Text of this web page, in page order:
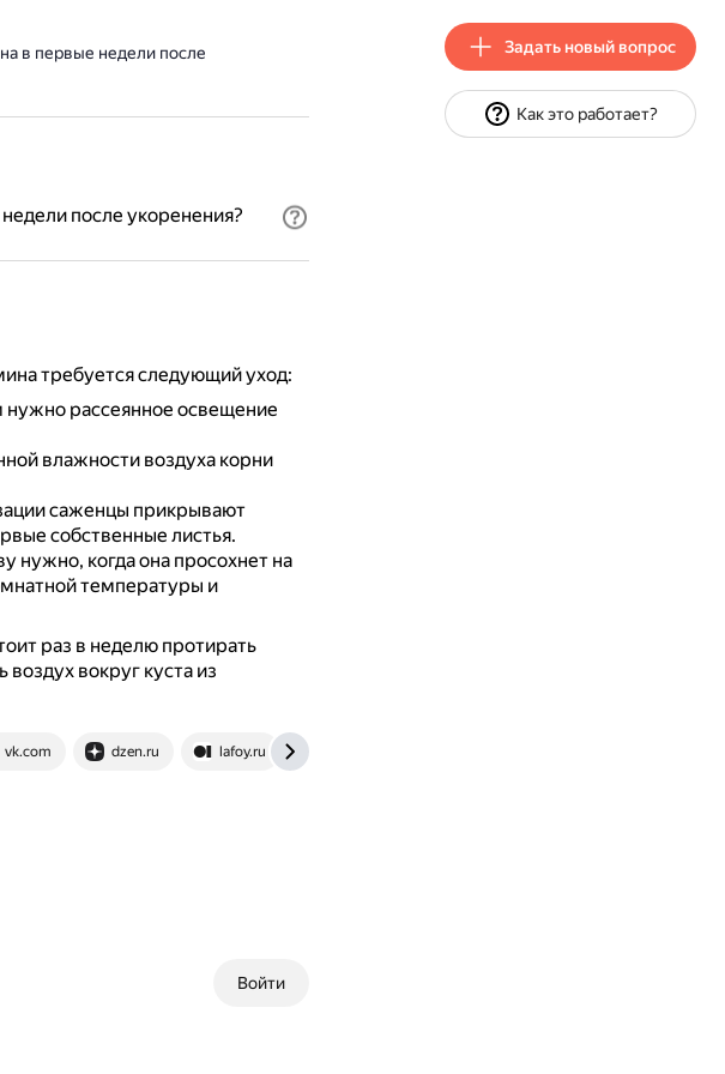
в первые недели после
после укоренения?
требуется следующий уход:
рассеянное освещение
влажности воздуха корни
саженцы прикрывают
собственные листья.
нужно, когда она просохнет на
температуры и
раз в неделю протирать
вокруг куста из
vk.com dzen.ru lafoy.ru
Войти
Задать новый вопрос
Как это работает?